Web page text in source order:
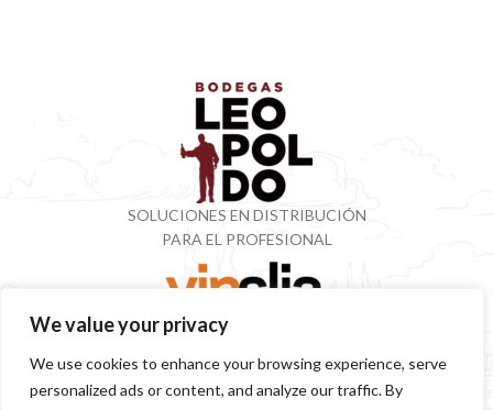
We value your privacy
We use cookies to enhance your browsing experience, serve
personalized ads or content, and analyze our traffic. By
SOLUCIONES EN DISTRIBUCIÓN
PARA EL PROFESIONAL
EN VINOS Y DESTILADOS